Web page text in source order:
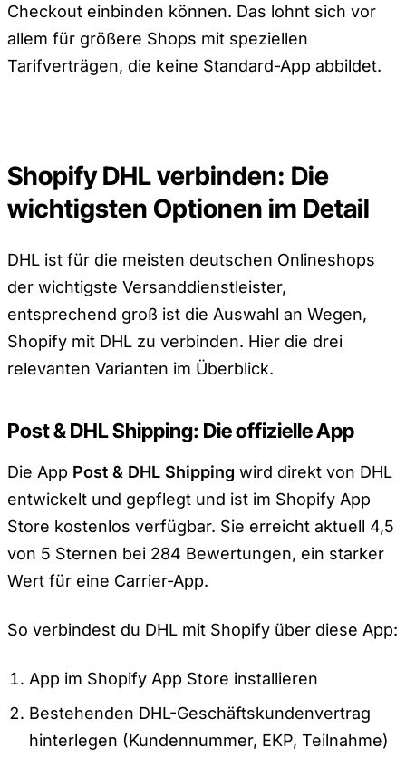
Checkout einbinden können. Das lohnt sich vor
allem für größere Shops mit speziellen
Tarifverträgen, die keine Standard-App abbildet.
Shopify DHL verbinden: Die
wichtigsten Optionen im Detail
DHL ist für die meisten deutschen Onlineshops
der wichtigste Versanddienstleister,
entsprechend groß ist die Auswahl an Wegen,
Shopify mit DHL zu verbinden. Hier die drei
relevanten Varianten im Überblick.
Post & DHL Shipping: Die offizielle App
Die App Post & DHL Shipping wird direkt von DHL
entwickelt und gepflegt und ist im Shopify App
Store kostenlos verfügbar. Sie erreicht aktuell 4,5
von 5 Sternen bei 284 Bewertungen, ein starker
Wert für eine Carrier-App.
So verbindest du DHL mit Shopify über diese App:
App im Shopify App Store installieren
Bestehenden DHL-Geschäftskundenvertrag
hinterlegen (Kundennummer, EKP, Teilnahme)